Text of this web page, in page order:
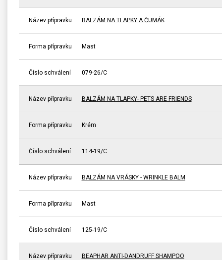
Název přípravku BALZÁM NA TLAPKY A ČUMÁK
Forma přípravku Mast
Číslo schválení 079-26/C
Název přípravku BALZÁM NA TLAPKY- PETS ARE FRIENDS
Forma přípravku Krém
Číslo schválení 114-19/C
Název přípravku BALZÁM NA VRÁSKY - WRINKLE BALM
Forma přípravku Mast
Číslo schválení 125-19/C
Název přípravku BEAPHAR ANTI-DANDRUFF SHAMPOO